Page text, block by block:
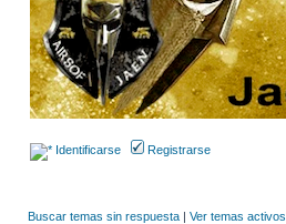
Identificarse Registrarse
Buscar temas sin respuesta | Ver temas activos